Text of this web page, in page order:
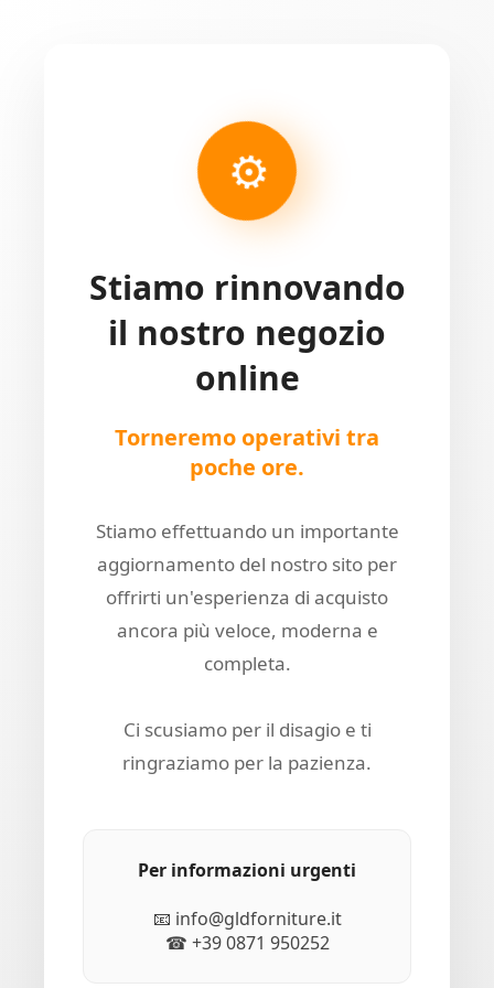
⚙
Stiamo rinnovando
il nostro negozio
online
Torneremo operativi tra
poche ore.
Stiamo effettuando un importante
aggiornamento del nostro sito per
offrirti un'esperienza di acquisto
ancora più veloce, moderna e
completa.
Ci scusiamo per il disagio e ti
ringraziamo per la pazienza.
Per informazioni urgenti
📧 info@gldforniture.it
☎ +39 0871 950252